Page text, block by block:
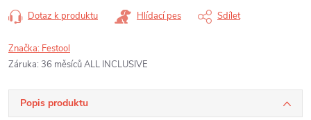
Dotaz k produktu Hlídací pes Sdílet
Značka: Festool
Záruka: 36 měsíců ALL INCLUSIVE
Popis produktu